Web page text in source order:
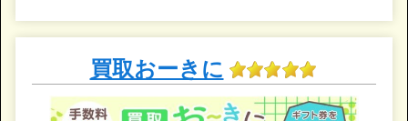
買取おーきに